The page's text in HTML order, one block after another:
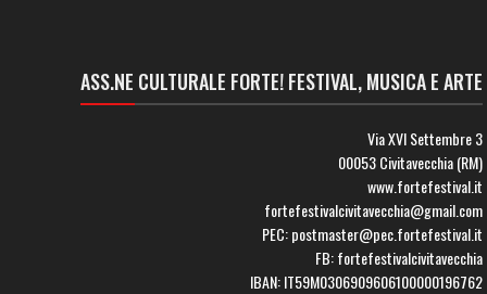
ASS.NE CULTURALE FORTE! FESTIVAL, MUSICA E ARTE
Via XVI Settembre 3
00053 Civitavecchia (RM)
www.fortefestival.it
fortefestivalcivitavecchia@gmail.com
PEC: postmaster@pec.fortefestival.it
FB: fortefestivalcivitavecchia
IBAN: IT59M0306909606100000196762